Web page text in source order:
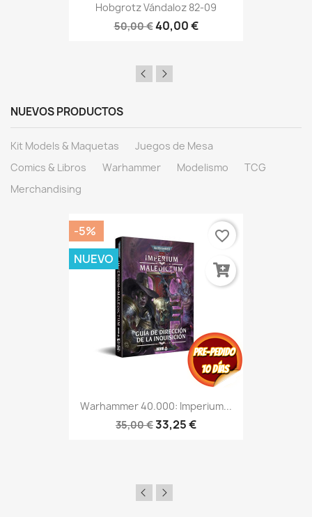
Hobgrotz Vándaloz 82-09
50,00 €40,00 €
NUEVOS PRODUCTOS
Kit Models & Maquetas
Juegos de Mesa
Comics & Libros
Warhammer Modelismo
TCG
Merchandising
Warhammer 40.000: Imperium...
35,00 €33,25 €
-5%
NUEVO
favorite_border